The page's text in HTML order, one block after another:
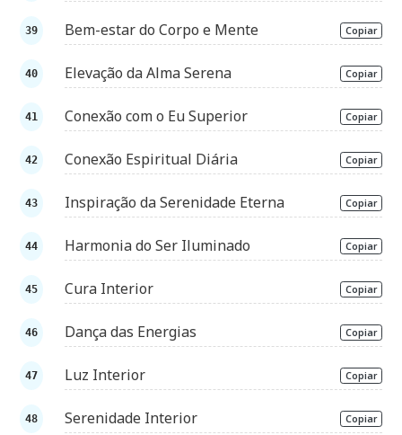
Bem-estar do Corpo e Mente Copiar
Elevação da Alma Serena Copiar
Conexão com o Eu Superior Copiar
Conexão Espiritual Diária Copiar
Inspiração da Serenidade Eterna Copiar
Harmonia do Ser Iluminado Copiar
Cura Interior Copiar
Dança das Energias Copiar
Luz Interior Copiar
Serenidade Interior Copiar